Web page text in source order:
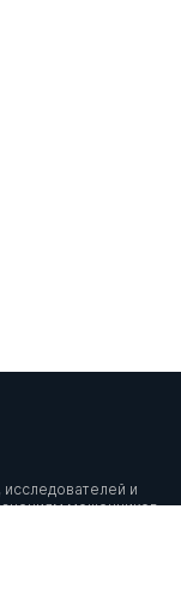
и
мошенников,